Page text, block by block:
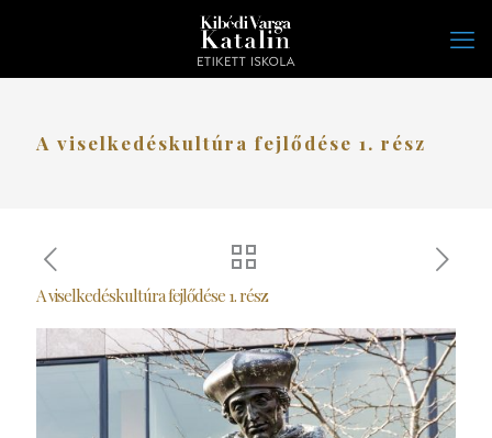
A viselkedéskultúra fejlődése 1. rész
A viselkedéskultúra fejlődése 1. rész